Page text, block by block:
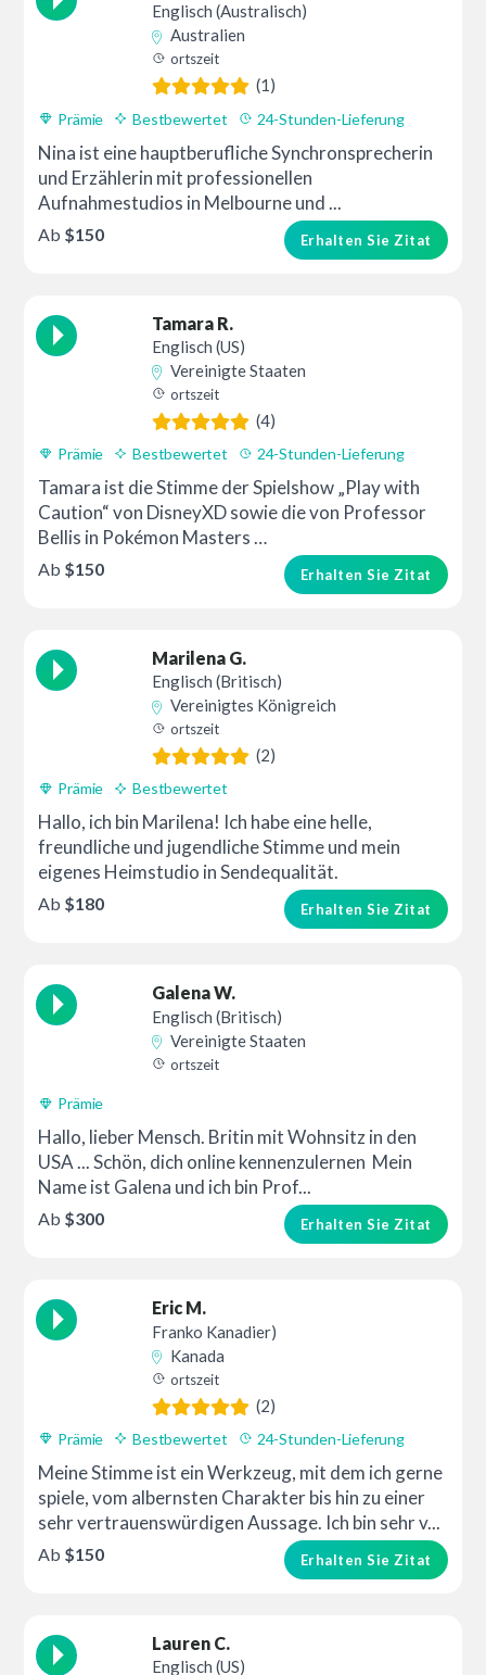
Englisch (Australisch)
Australien
ortszeit
(1)
Prämie Bestbewertet 24-Stunden-Lieferung
Nina ist eine hauptberufliche Synchronsprecherin
und Erzählerin mit professionellen
Aufnahmestudios in Melbourne und ...
Erhalten Sie Zitat
Ab $150
Tamara R.
Englisch (US)
Vereinigte Staaten
ortszeit
(4)
Prämie Bestbewertet 24-Stunden-Lieferung
Tamara ist die Stimme der Spielshow „Play with
Caution“ von DisneyXD sowie die von Professor
Bellis in Pokémon Masters …
Erhalten Sie Zitat
Ab $150
Marilena G.
Englisch (Britisch)
Vereinigtes Königreich
ortszeit
(2)
Prämie Bestbewertet
Hallo, ich bin Marilena! Ich habe eine helle,
freundliche und jugendliche Stimme und mein
eigenes Heimstudio in Sendequalität.
Erhalten Sie Zitat
Ab $180
Galena W.
Englisch (Britisch)
Vereinigte Staaten
ortszeit
Prämie
Hallo, lieber Mensch. Britin mit Wohnsitz in den
USA ... Schön, dich online kennenzulernen Mein
Name ist Galena und ich bin Prof...
Erhalten Sie Zitat
Ab $300
Eric M.
Franko Kanadier)
Kanada
ortszeit
(2)
Prämie Bestbewertet 24-Stunden-Lieferung
Meine Stimme ist ein Werkzeug, mit dem ich gerne
spiele, vom albernsten Charakter bis hin zu einer
sehr vertrauenswürdigen Aussage. Ich bin sehr v...
Erhalten Sie Zitat
Ab $150
Lauren C.
Englisch (US)